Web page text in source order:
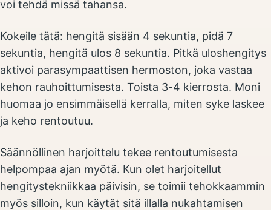
voi tehdä missä tahansa.
Kokeile tätä: hengitä sisään 4 sekuntia, pidä 7
sekuntia, hengitä ulos 8 sekuntia. Pitkä uloshengitys
aktivoi parasympaattisen hermoston, joka vastaa
kehon rauhoittumisesta. Toista 3-4 kierrosta. Moni
huomaa jo ensimmäisellä kerralla, miten syke laskee
ja keho rentoutuu.
Säännöllinen harjoittelu tekee rentoutumisesta
helpompaa ajan myötä. Kun olet harjoitellut
hengitystekniikkaa päivisin, se toimii tehokkaammin
myös silloin, kun käytät sitä illalla nukahtamisen